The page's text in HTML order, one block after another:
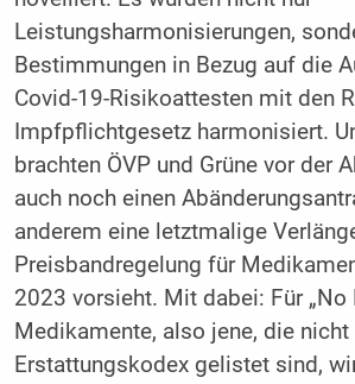
Leistungsharmonisierungen,
Bestimmungen in Bezug auf die
Covid-19-Risikoattesten mit den
Impfpflichtgesetz harmonisiert.
brachten ÖVP und Grüne vor der
auch noch einen
anderem eine letztmalige
Preisbandregelung für
2023 vorsieht. Mit dabei: Für „No
Medikamente, also jene, die nicht
Erstattungskodex gelistet sind,